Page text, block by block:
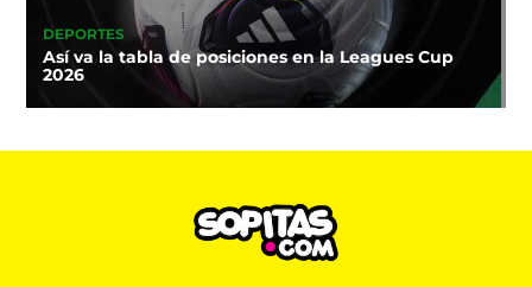
DEPORTES
Así va la tabla de posiciones en la Leagues Cup
2026